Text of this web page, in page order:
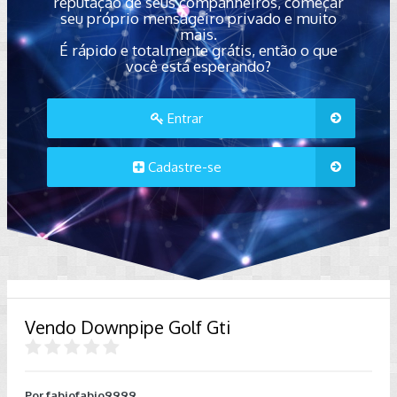
seu próprio mensageiro privado e muito
mais.
É rápido e totalmente grátis, então o que
você está esperando?
Entrar
Cadastre-se
Vendo Downpipe Golf Gti